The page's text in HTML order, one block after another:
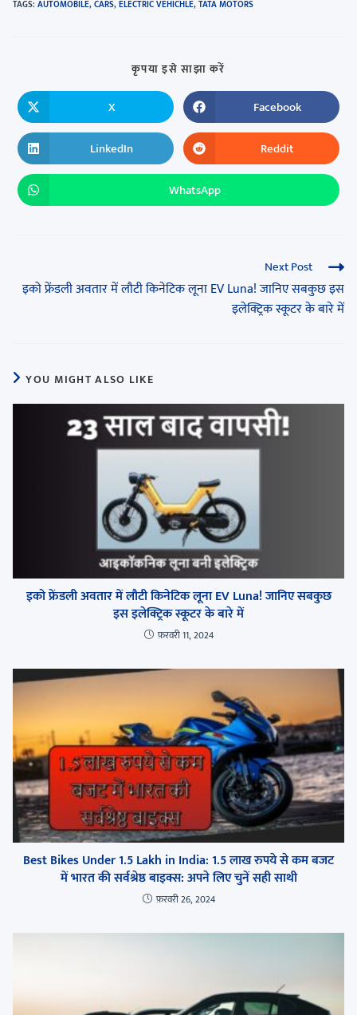
TAGS: AUTOMOBILE,CARS,ELECTRIC VEHICHLE,TATA MOTORS
कृपया इसे साझा करें
X Facebook
LinkedIn Reddit
WhatsApp
Next Post
इको फ्रेंडली अवतार में लौटी किनेटिक लूना EV Luna! जानिए सबकुछ इस
इलेक्ट्रिक स्कूटर के बारे में
YOU MIGHT ALSO LIKE
इको फ्रेंडली अवतार में लौटी किनेटिक लूना EV Luna! जानिए सबकुछ
इस इलेक्ट्रिक स्कूटर के बारे में
फ़रवरी 11, 2024
Best Bikes Under 1.5 Lakh in India: 1.5 लाख रुपये से कम बजट
में भारत की सर्वश्रेष्ठ बाइक्स: अपने लिए चुनें सही साथी
फ़रवरी 26, 2024